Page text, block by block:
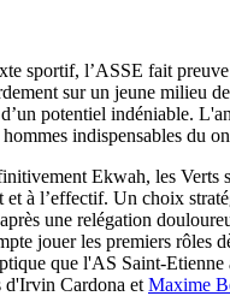
sportif, l’ASSE fait
sur un jeune milieu
potentiel indéniable.
indispensables du
Ekwah, les Verts
et à l’effectif. Un choix
une relégation
jouer les premiers rôles
que l'AS Saint-Etienne
d'Irvin Cardona et Maxime